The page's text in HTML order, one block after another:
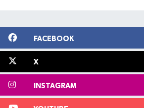
FACEBOOK
X
INSTAGRAM